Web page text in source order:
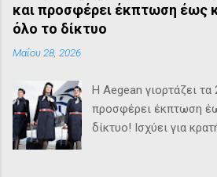
και προσφέρει έκπτωση έως
όλο το δίκτυο
Μαΐου 28, 2026
Η Aegean γιορτάζει τα
προσφέρει έκπτωση
δίκτυο! Ισχύει για